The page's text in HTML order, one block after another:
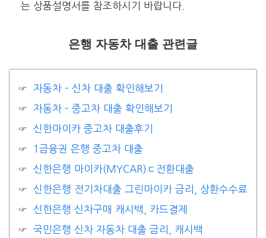
는 상품설명서를 참조하시기 바랍니다.
은행 자동차 대출 관련글
자동차 – 신차 대출 확인해보기
자동차 – 중고차 대출 확인해보기
신한마이카 중고차 대출후기
1금융권 은행 중고차 대출
신한은행 마이카(MYCAR)ㄷ전환대출
신한은행 전기차대출 그린마이카 금리, 상환수수료
신한은행 신차구매 캐시백, 카드결제
국민은행 신차 자동차 대출 금리, 캐시백